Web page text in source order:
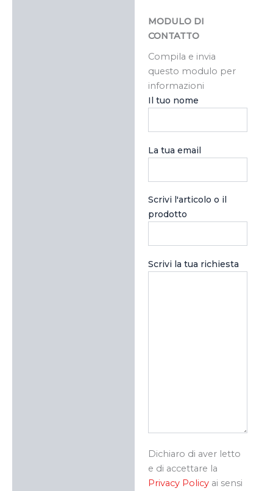
MODULO DI
CONTATTO
Compila e invia
questo modulo per
informazioni
Il tuo nome
La tua email
Scrivi l'articolo o il
prodotto
Scrivi la tua richiesta
Dichiaro di aver letto
e di accettare la
Privacy Policyai sensi